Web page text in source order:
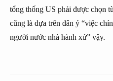
tổng thống US phải được chọn
cũng là dựa trên dân ý “việc
người nước nhà hành xử” vậy.